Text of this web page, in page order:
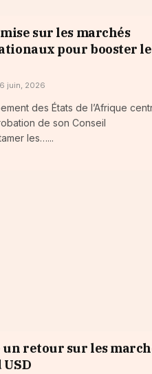
mise sur les marchés
pour booster le
juin, 2026
des États de l’Afrique
de son Conseil
les…...
un retour sur les